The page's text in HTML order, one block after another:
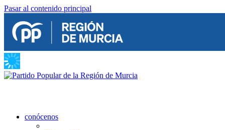
Pasar al contenido principal
conócenos